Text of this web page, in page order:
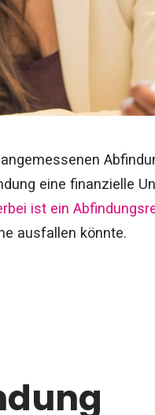
eine finanzielle
ist ein
ausfallen könnte.